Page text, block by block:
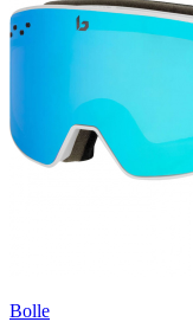
Bolle